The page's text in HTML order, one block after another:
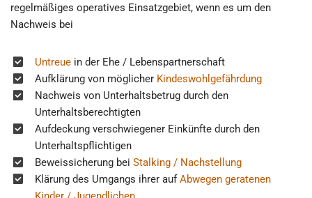
regelmäßiges operatives Einsatzgebiet, wenn es um den
Nachweis bei
Untreue in der Ehe / Lebenspartnerschaft
Aufklärung von möglicher Kindeswohlgefährdung
Nachweis von Unterhaltsbetrug durch den
Unterhaltsberechtigten
Aufdeckung verschwiegener Einkünfte durch den
Unterhaltspflichtigen
Beweissicherung bei Stalking / Nachstellung
Klärung des Umgangs ihrer aufAbwegen geratenen